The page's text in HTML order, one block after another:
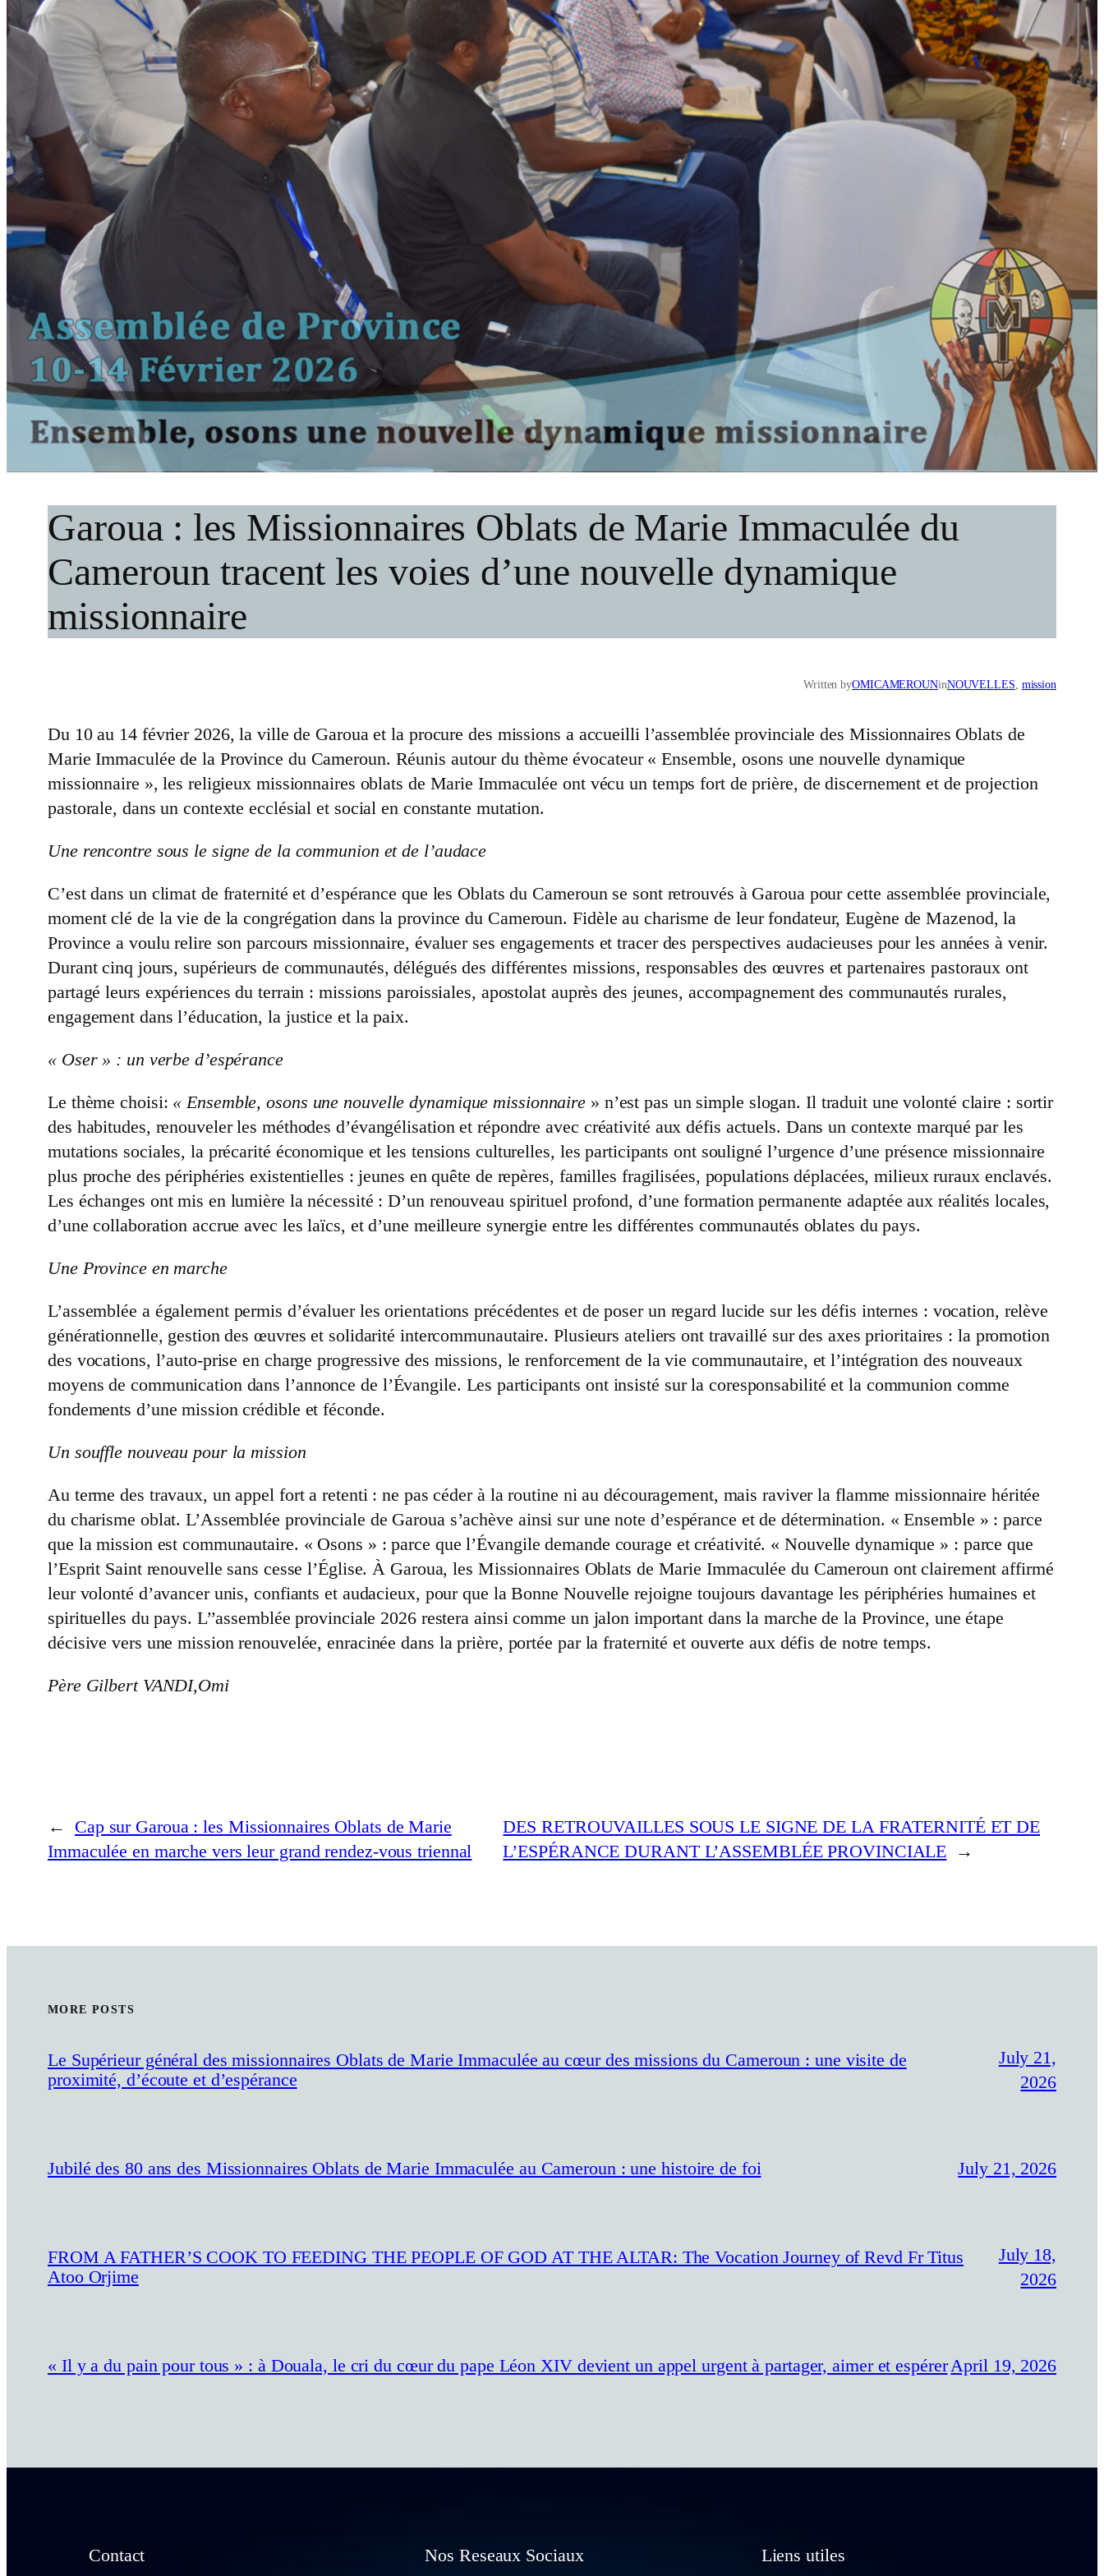
Garoua : les Missionnaires Oblats de Marie Immaculée du
Cameroun tracent les voies d’une nouvelle dynamique
missionnaire
Written byOMICAMEROUNinNOUVELLES mission
Du 10 au 14 février 2026, la ville de Garoua et la procure des missions a accueilli l’assemblée provinciale des Missionnaires Oblats de
Marie Immaculée de la Province du Cameroun. Réunis autour du thème évocateur « Ensemble, osons une nouvelle dynamique
missionnaire », les religieux missionnaires oblats de Marie Immaculée ont vécu un temps fort de prière, de discernement et de projection
pastorale, dans un contexte ecclésial et social en constante mutation.
Une rencontre sous le signe de la communion et de l’audace
C’est dans un climat de fraternité et d’espérance que les Oblats du Cameroun se sont retrouvés à Garoua pour cette assemblée provinciale,
moment clé de la vie de la congrégation dans la province du Cameroun. Fidèle au charisme de leur fondateur, Eugène de Mazenod, la
Province a voulu relire son parcours missionnaire, évaluer ses engagements et tracer des perspectives audacieuses pour les années à venir.
Durant cinq jours, supérieurs de communautés, délégués des différentes missions, responsables des œuvres et partenaires pastoraux ont
partagé leurs expériences du terrain : missions paroissiales, apostolat auprès des jeunes, accompagnement des communautés rurales,
engagement dans l’éducation, la justice et la paix.
« Oser » : un verbe d’espérance
Le thème choisi: « Ensemble, osons une nouvelle dynamique missionnaire » n’est pas un simple slogan. Il traduit une volonté claire : sortir
des habitudes, renouveler les méthodes d’évangélisation et répondre avec créativité aux défis actuels. Dans un contexte marqué par les
mutations sociales, la précarité économique et les tensions culturelles, les participants ont souligné l’urgence d’une présence missionnaire
plus proche des périphéries existentielles : jeunes en quête de repères, familles fragilisées, populations déplacées, milieux ruraux enclavés.
Les échanges ont mis en lumière la nécessité : D’un renouveau spirituel profond, d’une formation permanente adaptée aux réalités locales,
d’une collaboration accrue avec les laïcs, et d’une meilleure synergie entre les différentes communautés oblates du pays.
Une Province en marche
L’assemblée a également permis d’évaluer les orientations précédentes et de poser un regard lucide sur les défis internes : vocation, relève
générationnelle, gestion des œuvres et solidarité intercommunautaire. Plusieurs ateliers ont travaillé sur des axes prioritaires : la promotion
des vocations, l’auto-prise en charge progressive des missions, le renforcement de la vie communautaire, et l’intégration des nouveaux
moyens de communication dans l’annonce de l’Évangile. Les participants ont insisté sur la coresponsabilité et la communion comme
fondements d’une mission crédible et féconde.
Un souffle nouveau pour la mission
Au terme des travaux, un appel fort a retenti : ne pas céder à la routine ni au découragement, mais raviver la flamme missionnaire héritée
du charisme oblat. L’Assemblée provinciale de Garoua s’achève ainsi sur une note d’espérance et de détermination. « Ensemble » : parce
que la mission est communautaire. « Osons » : parce que l’Évangile demande courage et créativité. « Nouvelle dynamique » : parce que
l’Esprit Saint renouvelle sans cesse l’Église. À Garoua, les Missionnaires Oblats de Marie Immaculée du Cameroun ont clairement affirmé
leur volonté d’avancer unis, confiants et audacieux, pour que la Bonne Nouvelle rejoigne toujours davantage les périphéries humaines et
spirituelles du pays. L’’assemblée provinciale 2026 restera ainsi comme un jalon important dans la marche de la Province, une étape
décisive vers une mission renouvelée, enracinée dans la prière, portée par la fraternité et ouverte aux défis de notre temps.
Père Gilbert VANDI,Omi
←
Cap sur Garoua : les Missionnaires Oblats de Marie
Immaculée en marche vers leur grand rendez-vous triennal
DES RETROUVAILLES SOUS LE SIGNE DE LA FRATERNITÉ ET DE
L’ESPÉRANCE DURANT L’ASSEMBLÉE PROVINCIALE →
MORE POSTS
Le Supérieur général des missionnaires Oblats de Marie Immaculée au cœur des missions du Cameroun : une visite de
proximité, d’écoute et d’espérance
July 21,
2026
Jubilé des 80 ans des Missionnaires Oblats de Marie Immaculée au Cameroun : une histoire de foi July 21, 2026
FROM A FATHER’S COOK TO FEEDING THE PEOPLE OF GOD AT THE ALTAR: The Vocation Journey of Revd Fr Titus
Atoo Orjime
July 18,
2026
« Il y a du pain pour tous » : à Douala, le cri du cœur du pape Léon XIV devient un appel urgent à partager, aimer et espérer April 19, 2026
Contact Nos Reseaux Sociaux Liens utiles